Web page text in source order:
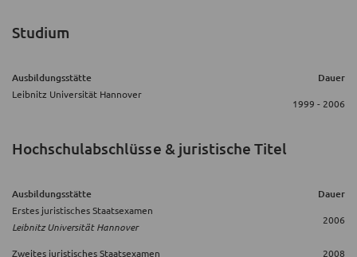
Studium
Ausbildungsstätte Dauer
Leibnitz Universität Hannover
1999 - 2006
Hochschulabschlüsse & juristische Titel
Ausbildungsstätte Dauer
Erstes juristisches Staatsexamen
Leibnitz Universität Hannover
2006
Zweites juristisches Staatsexamen 2008